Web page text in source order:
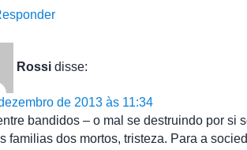
Rossi disse:
de 2013 às 11:34
bandidos – o mal se destruindo por si
familias dos mortos, tristeza. Para a